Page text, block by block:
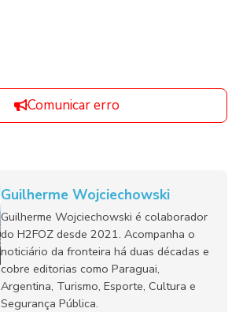
Comunicar erro
Guilherme Wojciechowski
Guilherme Wojciechowski é colaborador
do H2FOZ desde 2021. Acompanha o
noticiário da fronteira há duas décadas e
cobre editorias como Paraguai,
Argentina, Turismo, Esporte, Cultura e
Segurança Pública.